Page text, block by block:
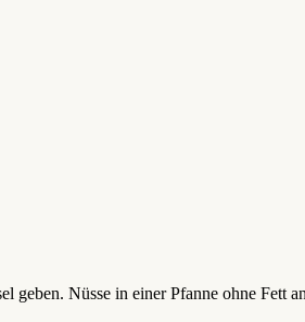
geben. Nüsse in einer Pfanne ohne Fett